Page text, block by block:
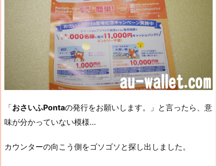
「おさいふPontaの発行をお願いします。」と言ったら、意
味が分かっていない模様…
カウンターの向こう側をゴソゴソと探し出しました。